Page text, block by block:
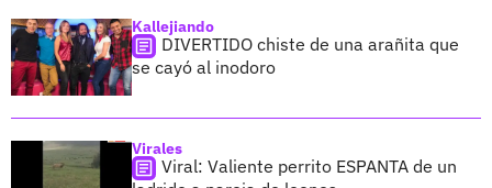
Kallejiando
DIVERTIDO chiste de una arañita que
se cayó al inodoro
Virales
Viral: Valiente perrito ESPANTA de un